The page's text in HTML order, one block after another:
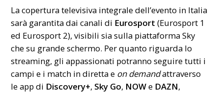
La copertura televisiva integrale dell’evento in Italia
sarà garantita dai canali di Eurosport (Eurosport 1
ed Eurosport 2), visibili sia sulla piattaforma Sky
che su grande schermo. Per quanto riguarda lo
streaming, gli appassionati potranno seguire tutti i
campi e i match in diretta e on demandattraverso
le app di Discovery+, Sky Go, NOWe DAZN,